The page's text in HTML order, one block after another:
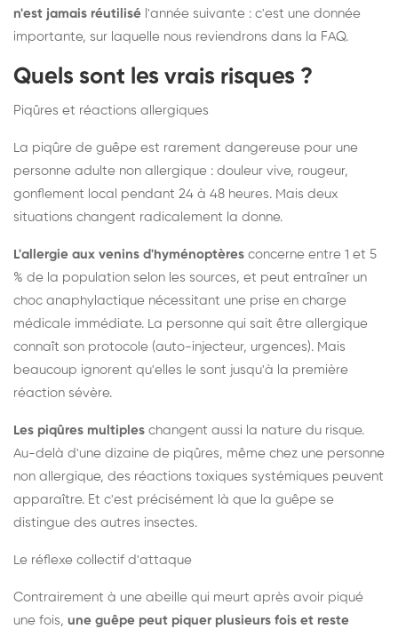
n'est jamais réutilisé l'année suivante : c'est une donnée
importante, sur laquelle nous reviendrons dans la FAQ.
Quels sont les vrais risques ?
Piqûres et réactions allergiques
La piqûre de guêpe est rarement dangereuse pour une
personne adulte non allergique : douleur vive, rougeur,
gonflement local pendant 24 à 48 heures. Mais deux
situations changent radicalement la donne.
L'allergie aux venins d'hyménoptères concerne entre 1 et 5
% de la population selon les sources, et peut entraîner un
choc anaphylactique nécessitant une prise en charge
médicale immédiate. La personne qui sait être allergique
connaît son protocole (auto-injecteur, urgences). Mais
beaucoup ignorent qu'elles le sont jusqu'à la première
réaction sévère.
Les piqûres multiples changent aussi la nature du risque.
Au-delà d'une dizaine de piqûres, même chez une personne
non allergique, des réactions toxiques systémiques peuvent
apparaître. Et c'est précisément là que la guêpe se
distingue des autres insectes.
Le réflexe collectif d'attaque
Contrairement à une abeille qui meurt après avoir piqué
une fois, une guêpe peut piquer plusieurs fois et reste